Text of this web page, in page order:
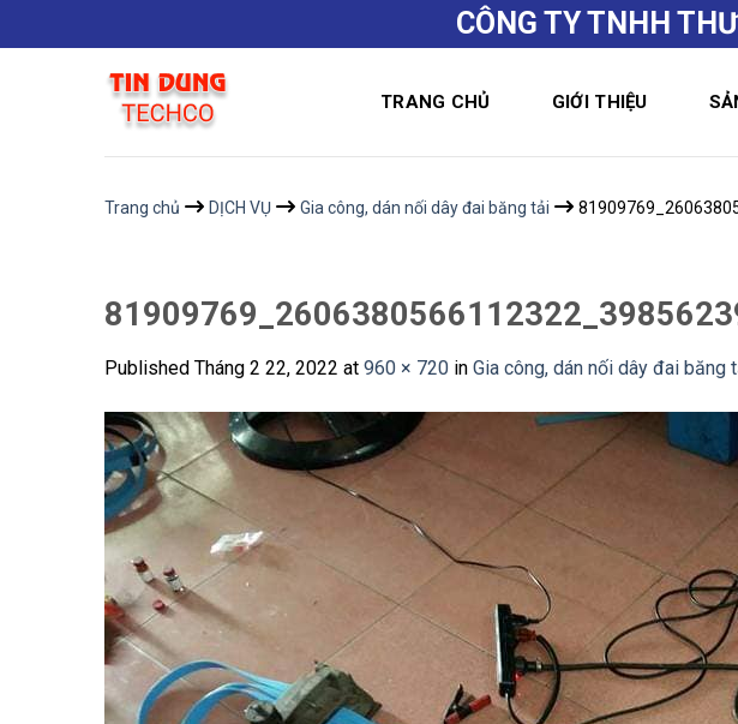
to
CÔNG TY TNHH
TRANG CHỦ GIỚI THIỆU
Trang chủ DỊCH VỤ Gia công, dán nối dây đai băng tải
Published Tháng 2 22, 2022 at 960 × 720 in Gia công, dán nối dây đai băng